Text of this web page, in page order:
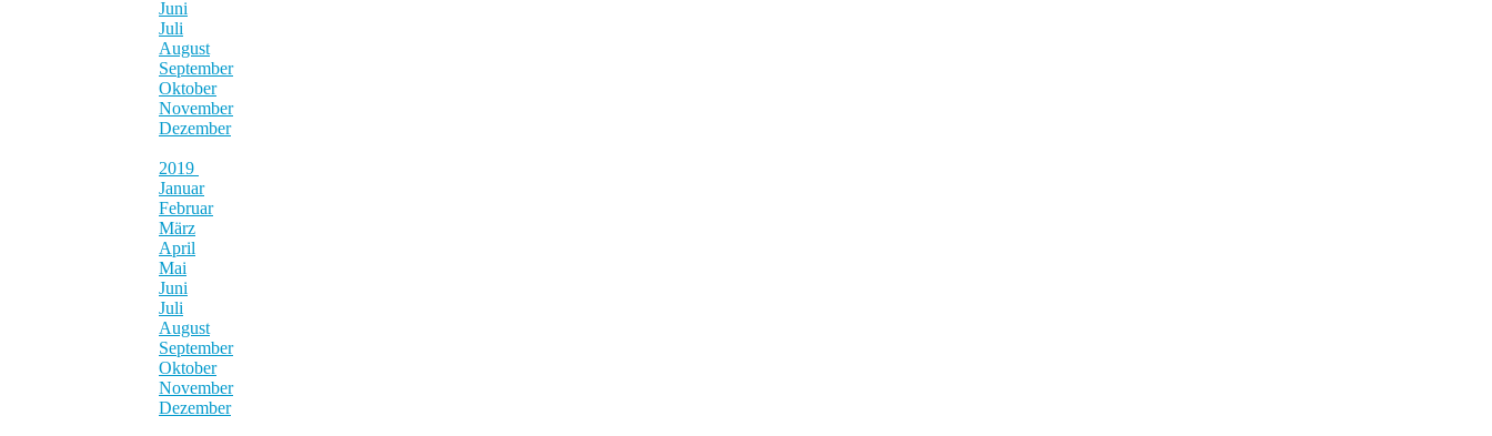
Juni
Juli
August
September
Oktober
November
Dezember
2019
Januar
Februar
März
April
Mai
Juni
Juli
August
September
Oktober
November
Dezember